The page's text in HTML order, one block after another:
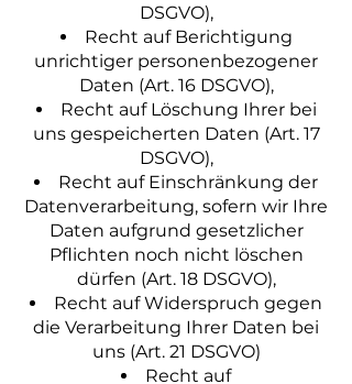
DSGVO),
Recht auf Berichtigung
unrichtiger personenbezogener
Daten (Art. 16 DSGVO),
Recht auf Löschung Ihrer bei
uns gespeicherten Daten (Art. 17
DSGVO),
Recht auf Einschränkung der
Datenverarbeitung, sofern wir Ihre
Daten aufgrund gesetzlicher
Pflichten noch nicht löschen
dürfen (Art. 18 DSGVO),
Recht auf Widerspruch gegen
die Verarbeitung Ihrer Daten bei
uns (Art. 21 DSGVO)
Recht auf